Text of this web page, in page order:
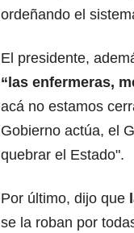
ordeñando el
El presidente,
“las enfermeras,
acá no estamos
Gobierno actúa, el
quebrar el Estado".
Por último, dijo que
se la roban por